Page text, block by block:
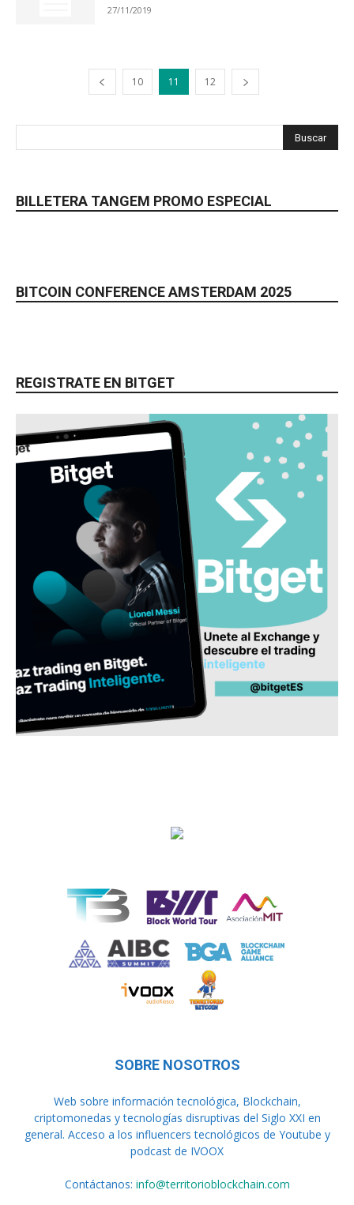
27/11/2019
10 11 12
BILLETERA TANGEM PROMO ESPECIAL
BITCOIN CONFERENCE AMSTERDAM 2025
REGISTRATE EN BITGET
SOBRE NOSOTROS
Web sobre información tecnológica, Blockchain,
criptomonedas y tecnologías disruptivas del Siglo XXI en
general. Acceso a los influencers tecnológicos de Youtube y
podcast de IVOOX
Contáctanos: info@territorioblockchain.com